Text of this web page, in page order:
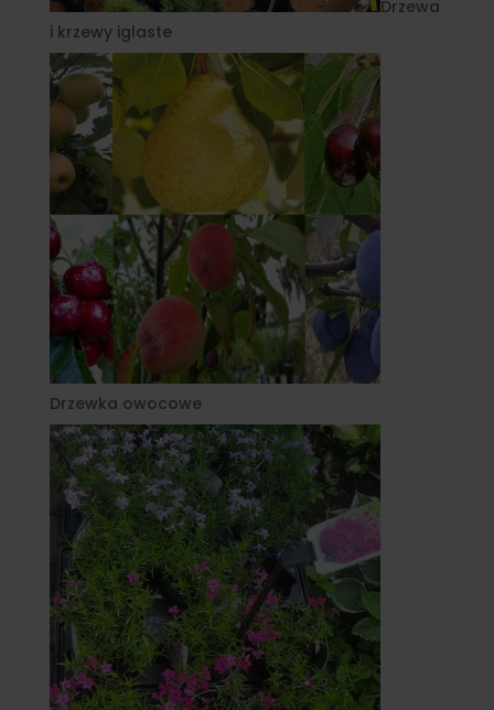
Drzewa
i krzewy iglaste
Drzewka owocowe